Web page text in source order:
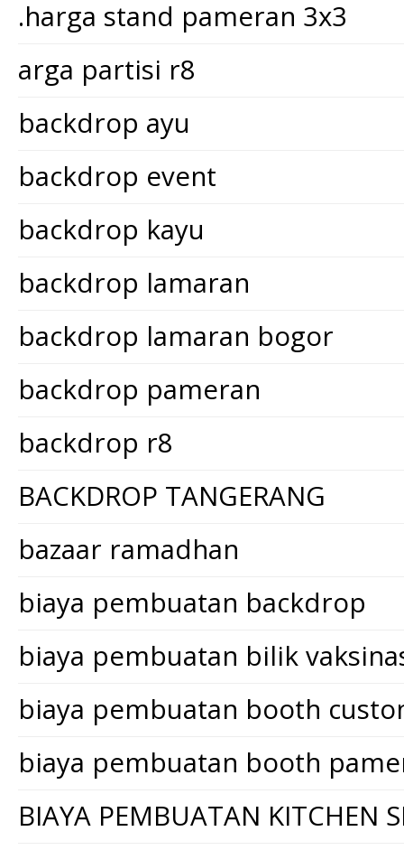
.harga stand pameran 3x3
arga partisi r8
backdrop ayu
backdrop event
backdrop kayu
backdrop lamaran
backdrop lamaran bogor
backdrop pameran
backdrop r8
BACKDROP TANGERANG
bazaar ramadhan
biaya pembuatan backdrop
biaya pembuatan bilik
biaya pembuatan booth
biaya pembuatan booth
BIAYA PEMBUATAN KITCHEN